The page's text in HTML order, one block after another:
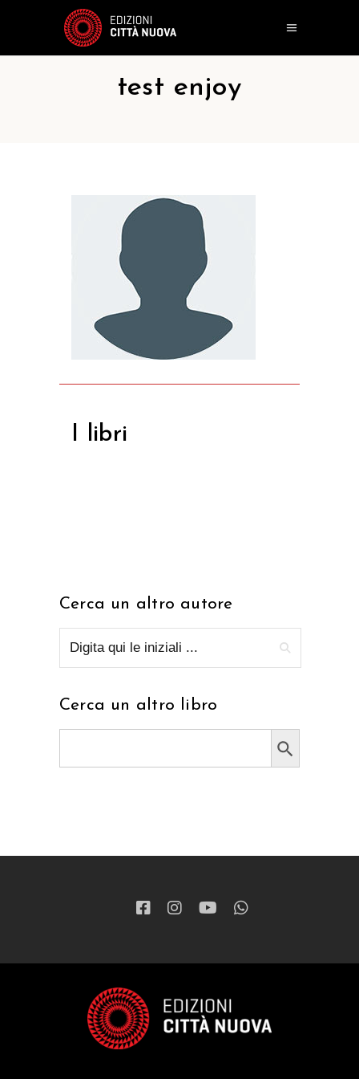
test enjoy
I libri
Cerca un altro autore
Cerca un altro libro
Search Button